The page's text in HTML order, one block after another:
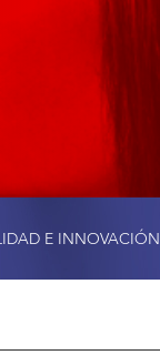
E INNOVACIÓN